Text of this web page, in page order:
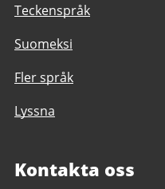
Teckenspråk
Suomeksi
Fler språk
Lyssna
Kontakta oss